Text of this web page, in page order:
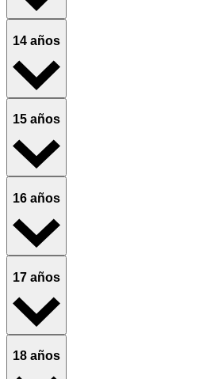
14 años
15 años
16 años
17 años
18 años